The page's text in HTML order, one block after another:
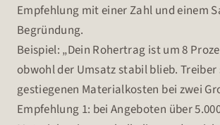
Empfehlung mit einer Zahl und einem
Begründung.
Beispiel: „Dein Rohertrag ist um 8
obwohl der Umsatz stabil blieb. Treiber
gestiegenen Materialkosten bei zwei
Empfehlung 1: bei Angeboten über